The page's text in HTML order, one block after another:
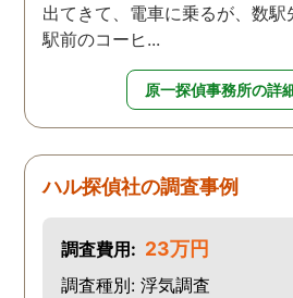
出てきて、電車に乗るが、数駅
駅前のコーヒ...
原一探偵事務所の詳
ハル探偵社の調査事例
調査費用: 23万円
調査種別: 浮気調査